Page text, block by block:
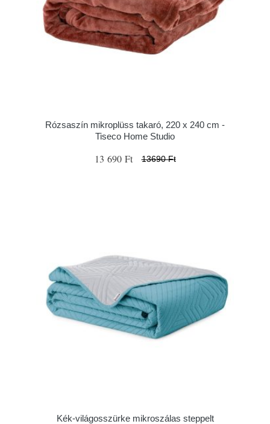
Rózsaszín mikroplüss takaró, 220 x 240 cm -
Tiseco Home Studio
13 690 Ft 13690 Ft
Kék-világosszürke mikroszálas steppelt